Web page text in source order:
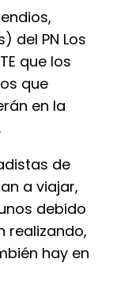
del PN Los
que los
que
en la
de
a viajar,
debido
realizando,
hay en